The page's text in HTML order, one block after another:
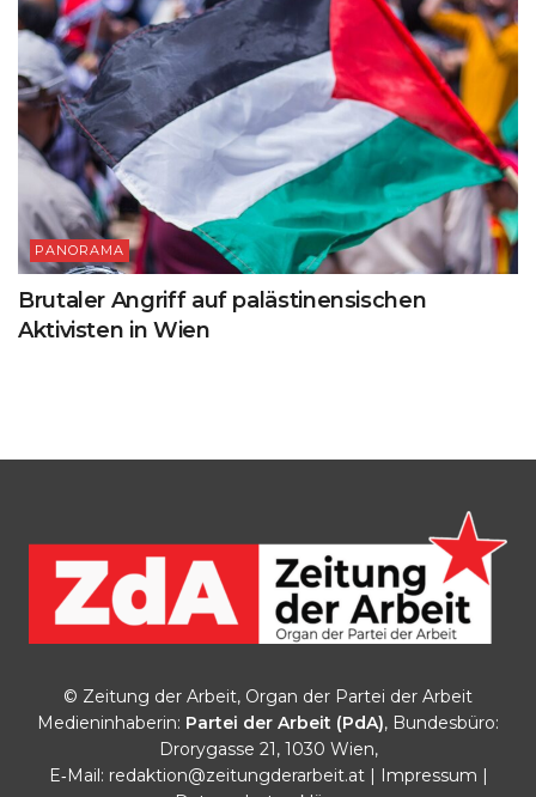
PANORAMA
Brutaler Angriff auf palästinensischen
Aktivisten in Wien
© Zeitung der Arbeit, Organ der Partei der Arbeit
Medieninhaberin: Partei der Arbeit (PdA), Bundesbüro:
Drorygasse 21, 1030 Wien,
E‑Mail: redaktion@zeitungderarbeit.at| Impressum |